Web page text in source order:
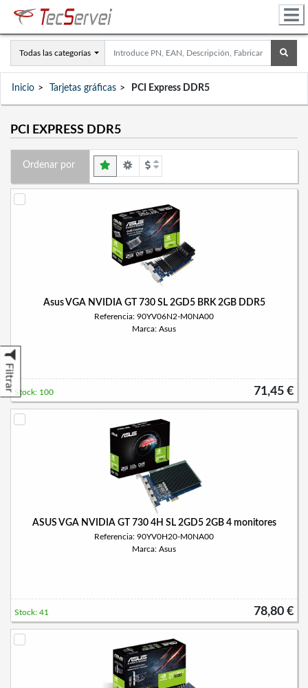
Todas las categorías
Inicio Tarjetas gráficas PCI Express DDR5
PCI EXPRESS DDR5
Filtrar
Ordenar por
Asus VGA NVIDIA GT 730 SL 2GD5 BRK 2GB DDR5
Referencia: 90YV06N2-M0NA00
Marca: Asus
71,45 €
Stock: 100
ASUS VGA NVIDIA GT 730 4H SL 2GD5 2GB 4 monitores
Referencia: 90YV0H20-M0NA00
Marca: Asus
78,80 €
Stock: 41